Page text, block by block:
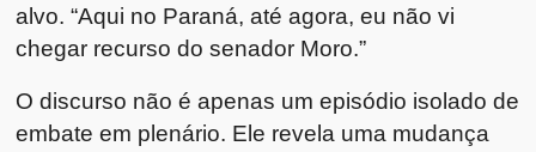
alvo. “Aqui no Paraná, até agora, eu não vi
chegar recurso do senador Moro.”
O discurso não é apenas um episódio isolado de
embate em plenário. Ele revela uma mudança